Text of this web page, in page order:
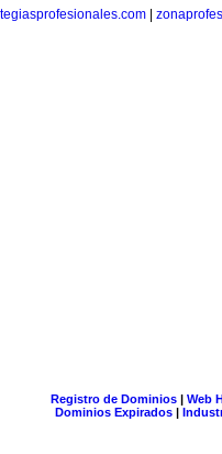
Registro de Dominios| Web
Dominios Expirados |